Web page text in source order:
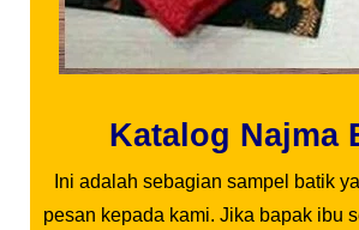
Katalog Najma
Ini adalah sebagian sampel batik
pesan kepada kami. Jika bapak ibu